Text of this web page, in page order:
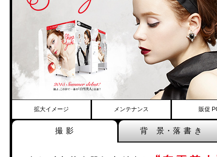
拡大イメージ メンテナンス 販促
撮 影 背 景・落 書 き